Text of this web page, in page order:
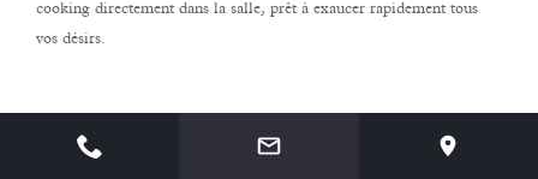
cooking directement dans la salle, prêt à exaucer rapidement tous
vos désirs.